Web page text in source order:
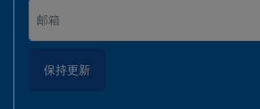
保持更新